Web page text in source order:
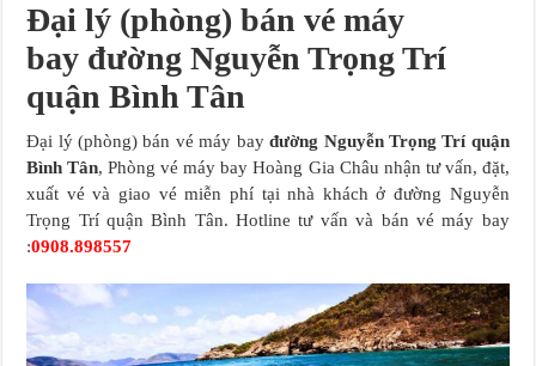
Đại lý (phòng) bán vé máy
bay đường Nguyễn Trọng Trí
quận Bình Tân
Đại lý (phòng) bán vé máy bayđường Nguyễn Trọng Trí quận
Bình Tân, Phòng vé máy bay Hoàng Gia Châu nhận tư vấn, đặt,
xuất vé và giao vé miễn phí tại nhà khách ở đường Nguyễn
Trọng Trí quận Bình Tân. Hotline tư vấn và bán vé máy bay
:0908.898557